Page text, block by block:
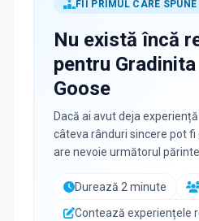
FII PRIMUL CARE
Nu există încă
pentru
Goose
Dacă ai avut deja
câteva rânduri sincere pot
are nevoie următorul
Durează 2 minute
Contează experiențele